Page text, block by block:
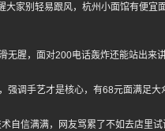
家别轻易跟风，杭州小面馆有便宜
腥，面对200电话轰炸还能站出来讲
调手艺才是核心，有68元面满足大
自信满满，网友骂累了不如去店里试